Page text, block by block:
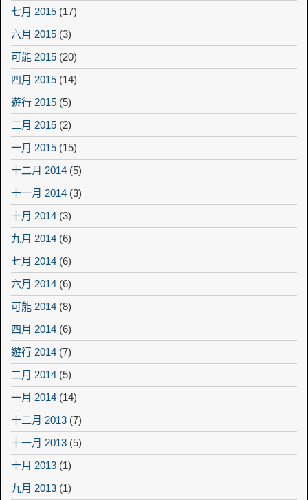
七月 2015 (17)
六月 2015 (3)
可能 2015 (20)
四月 2015 (14)
遊行 2015 (5)
二月 2015 (2)
一月 2015 (15)
十二月 2014 (5)
十一月 2014 (3)
十月 2014 (3)
九月 2014 (6)
七月 2014 (6)
六月 2014 (6)
可能 2014 (8)
四月 2014 (6)
遊行 2014 (7)
二月 2014 (5)
一月 2014 (14)
十二月 2013 (7)
十一月 2013 (5)
十月 2013 (1)
九月 2013 (1)